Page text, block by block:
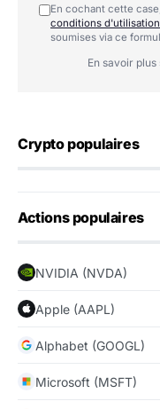
En cochant cette
conditions d'utilisation
soumises via ce
En savoir
Crypto populaires
Actions populaires
NVIDIA (NVDA)
Apple (AAPL)
Alphabet (GOOGL)
Microsoft (MSFT)